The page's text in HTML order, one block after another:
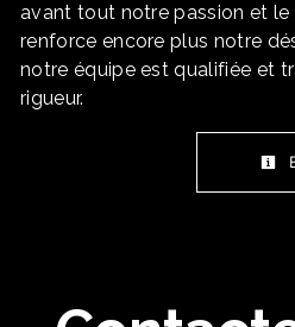
avant tout notre passion et
renforce encore plus notre
notre équipe est qualifiée et
rigueur.